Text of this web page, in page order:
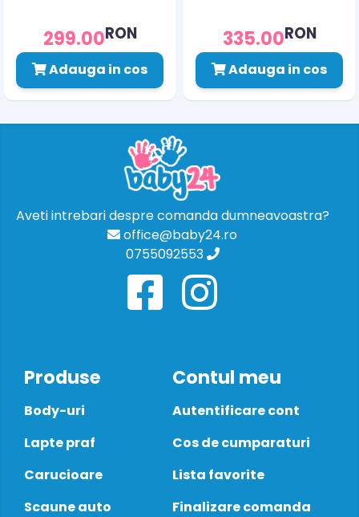
299.00RON
Adauga in cos
335.00RON
Adauga in cos
Aveti intrebari despre comanda dumneavoastra?
office@baby24.ro
0755092553
Produse
Body-uri
Lapte praf
Carucioare
Scaune auto
Contul meu
Autentificare cont
Cos de cumparaturi
Lista favorite
Finalizare comanda